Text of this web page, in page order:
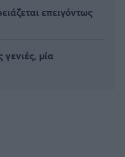
επειγόντως
μία